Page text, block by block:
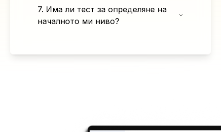
7. Има ли тест за определяне на
началното ми ниво?